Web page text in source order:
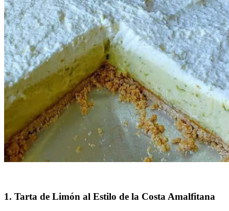
1. Tarta de Limón al Estilo de la Costa Amalfitana